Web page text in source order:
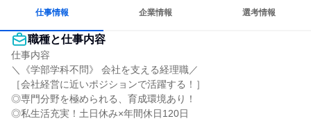
仕事情報 企業情報 選考情報
職種と仕事内容
仕事内容
＼《学部学科不問》 会社を支える経理職／
［会社経営に近いポジションで活躍する！］
◎専門分野を極められる、育成環境あり！
◎私生活充実！土日休み×年間休日120日